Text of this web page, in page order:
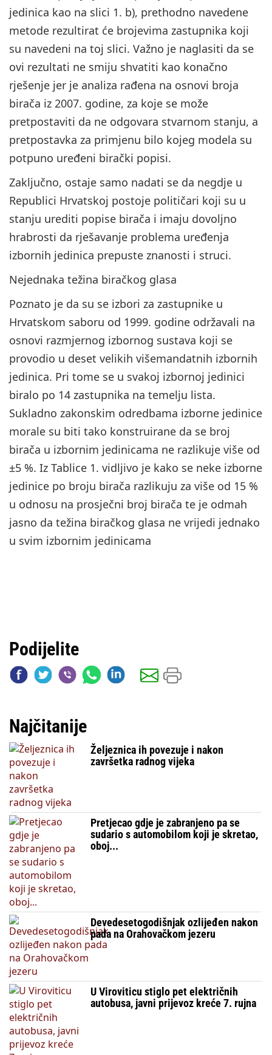
jedinica kao na slici 1. b), prethodno navedene
metode rezultirat će brojevima zastupnika koji
su navedeni na toj slici. Važno je naglasiti da se
ovi rezultati ne smiju shvatiti kao konačno
rješenje jer je analiza rađena na osnovi broja
birača iz 2007. godine, za koje se može
pretpostaviti da ne odgovara stvarnom stanju, a
pretpostavka za primjenu bilo kojeg modela su
potpuno uređeni birački popisi.
Zaključno, ostaje samo nadati se da negdje u
Republici Hrvatskoj postoje političari koji su u
stanju urediti popise birača i imaju dovoljno
hrabrosti da rješavanje problema uređenja
izbornih jedinica prepuste znanosti i struci.
Nejednaka težina biračkog glasa
Poznato je da su se izbori za zastupnike u
Hrvatskom saboru od 1999. godine održavali na
osnovi razmjernog izbornog sustava koji se
provodio u deset velikih višemandatnih izbornih
jedinica. Pri tome se u svakoj izbornoj jedinici
biralo po 14 zastupnika na temelju lista.
Sukladno zakonskim odredbama izborne jedinice
morale su biti tako konstruirane da se broj
birača u izbornim jedinicama ne razlikuje više od
±5 %. Iz Tablice 1. vidljivo je kako se neke izborne
jedinice po broju birača razlikuju za više od 15 %
u odnosu na prosječni broj birača te je odmah
jasno da težina biračkog glasa ne vrijedi jednako
u svim izbornim jedinicama
Podijelite
Najčitanije
Željeznica ih povezuje i nakon
završetka radnog vijeka
Pretjecao gdje je zabranjeno pa se
sudario s automobilom koji je skretao,
oboj...
Devedesetogodišnjak ozlijeđen nakon
pada na Orahovačkom jezeru
U Viroviticu stiglo pet električnih
autobusa, javni prijevoz kreće 7. rujna